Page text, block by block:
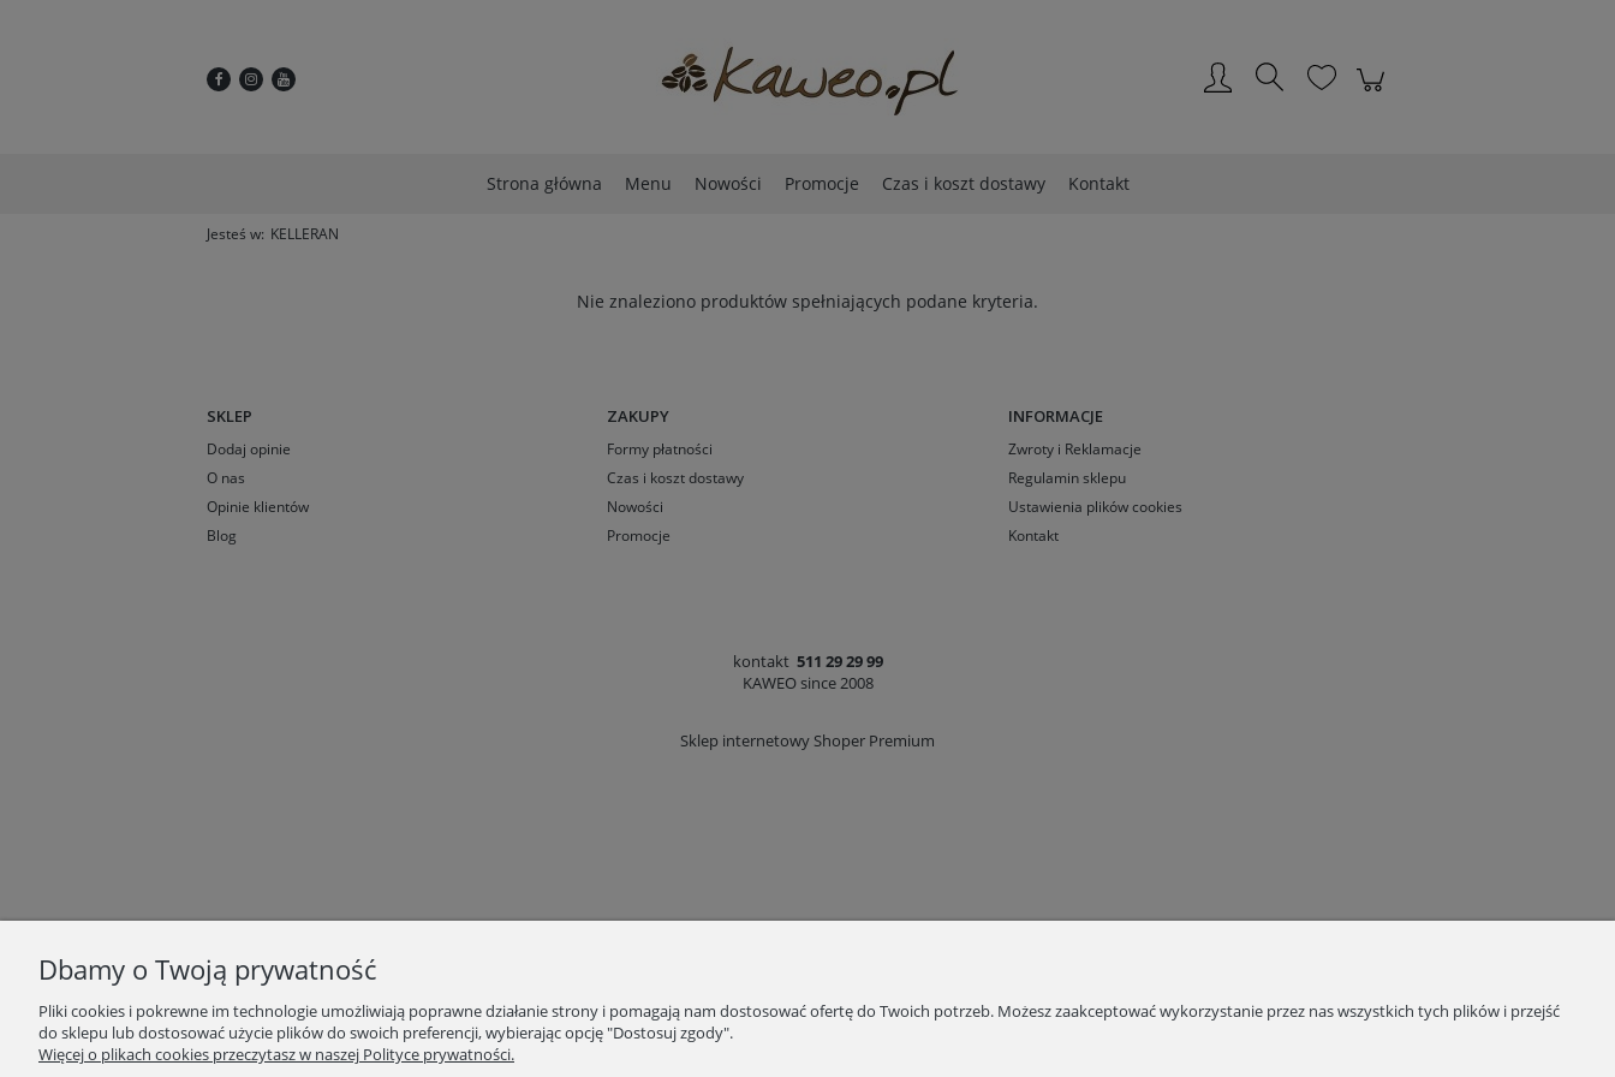
Strona główna Menu Nowości Promocje Czas i koszt dostawy Kontakt
Jesteś w: KELLERAN
Nie znaleziono produktów spełniających podane kryteria.
SKLEP
Dodaj opinie
O nas
Opinie klientów
Blog
ZAKUPY
Formy płatności
Czas i koszt dostawy
Nowości
Promocje
INFORMACJE
Zwroty i Reklamacje
Regulamin sklepu
Ustawienia plików cookies
Kontakt
kontakt 511 29 29 99
KAWEO since 2008
Sklep internetowy Shoper Premium
Dbamy o Twoją prywatność
Pliki cookies i pokrewne im technologie umożliwiają poprawne działanie strony i pomagają nam dostosować ofertę do Twoich potrzeb. Możesz zaakceptować wykorzystanie przez nas wszystkich tych plików i przejść
do sklepu lub dostosować użycie plików do swoich preferencji, wybierając opcję "Dostosuj zgody".
Więcej o plikach cookies przeczytasz w naszej Polityce prywatności.